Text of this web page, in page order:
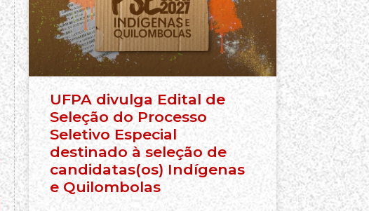
UFPA divulga Edital de
Seleção do Processo
Seletivo Especial
destinado à seleção de
candidatas(os) Indígenas
e Quilombolas